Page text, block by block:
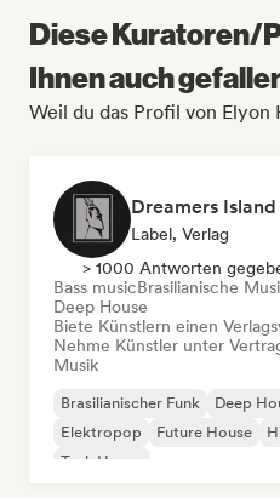
Diese Kuratoren/
Ihnen auch
Weil du das Profil von Elyon
Dreamers
Label, Verlag
> 1000 Antworten
Bass musicBrasilianische
Deep House
Biete Künstlern einen
Nehme Künstler unter
Musik
Brasilianischer Funk Deep
Elektropop
Future House
Tech House